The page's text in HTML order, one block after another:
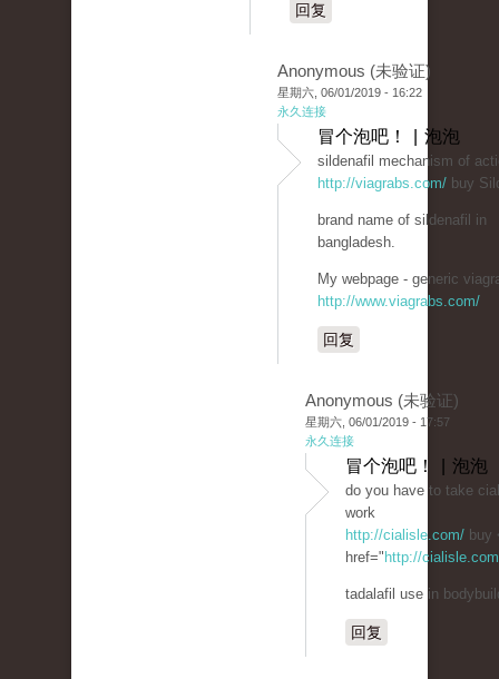
回复
Anonymous (未验证)
星期六, 06/01/2019 - 16:22
永久连接
冒个泡吧！ | 泡泡
sildenafil mechanism of
http://viagrabs.com/ buy
brand name of sildenafil in
bangladesh.
My webpage - generic
http://www.viagrabs.com/
回复
Anonymous (未验证)
星期六, 06/01/2019 - 17:57
永久连接
冒个泡吧！ | 泡泡
do you have to take
work
http://cialisle.com/ buy
href=" http://
tadalafil use in
回复